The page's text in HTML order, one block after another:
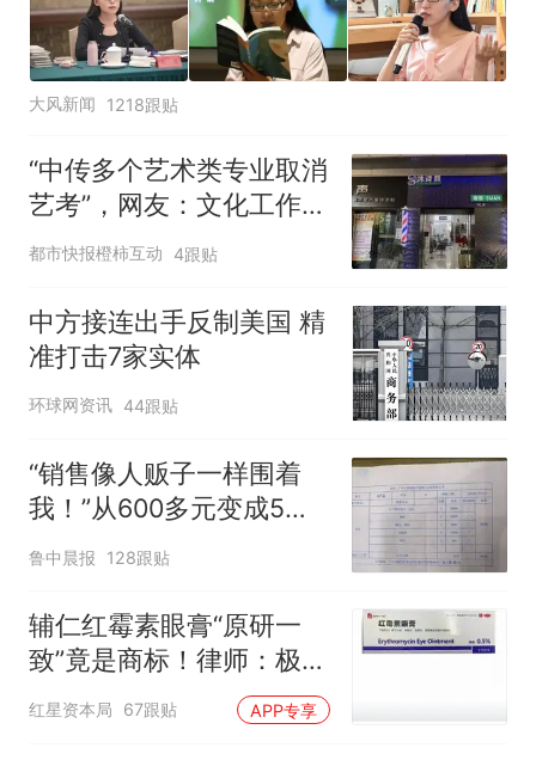
大风新闻 1218跟贴
“中传多个艺术类专业取消
艺考”，网友：文化工作者
一定要有文化，这句话的
含金量还在持续上升
都市快报橙柿互动 4跟贴
中方接连出手反制美国 精
准打击7家实体
环球网资讯 44跟贴
“销售像人贩子一样围着
我！”从600多元变成5万
元，57岁保洁阿姨做医美
糊
鲁中晨报 128跟贴
辅仁红霉素眼膏“原研一
致”竟是商标！律师：极易
误导消费者，不妥
红星资本局 67跟贴 APP专享